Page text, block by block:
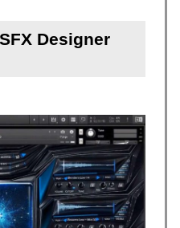
Designer